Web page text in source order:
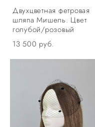
Двухцветная фетровая
шляпа Мишель. Цвет
голубой/розовый
13 500 pуб.